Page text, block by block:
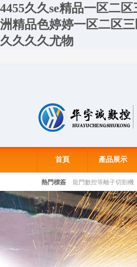
4455久久se精品一区二
洲精品色婷婷一区二区
久久久久尤物
首頁 產品展示
熱門標簽 龍門數控等離子切割機